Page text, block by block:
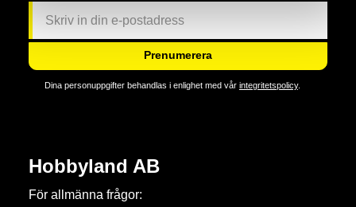
Prenumerera
Dina personuppgifter behandlas i enlighet med vår integritetspolicy.
Hobbyland AB
För allmänna frågor: